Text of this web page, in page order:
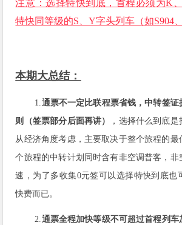
注意：选择特快到底，首程必须为K
特快同等级的S、Y字头列车（如S904
本期大总结：
1.通票不一定比联程票省钱，中转签证
则（签票部分后面再讲）
， 选择什么到底是
从经济角度考虑，主要取决于整个旅程的最
个旅程的中转计划同时含有非空调普客，非
速，为了多收集0元签可以选择特快到底也
快费而已。
2.通票全程加快等级不可超过首程列车